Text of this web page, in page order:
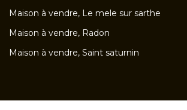
Maison à vendre, Le mele sur sarthe
Maison à vendre, Radon
Maison à vendre, Saint saturnin